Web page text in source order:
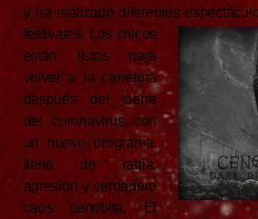
y ha realizado diferentes
festivales. Los chicos
están listos para
volver a la carretera
después del cierre
del coronavirus con
un nuevo programa,
lleno de rabia,
agresión y verdadero
caos cenobita. El